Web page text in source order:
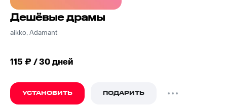
Дешёвые драмы
aikko, Adamant
115 ₽ / 30 дней
УСТАНОВИТЬ ПОДАРИТЬ